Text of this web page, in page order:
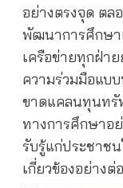
อย่างตรงจุด ตล
พัฒนาการศึกษา
เครือข่ายทุกฝ่า
ความร่วมมือแบ
ขาดแคลนทุนทรั
ทางการศึกษาอ
รับรู้แก่ประชาช
เกี่ยวข้องอย่างต่